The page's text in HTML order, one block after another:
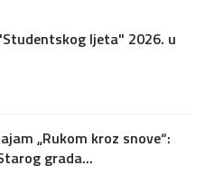
ljeta" 2026. u
„Rukom kroz snove“:
grada...